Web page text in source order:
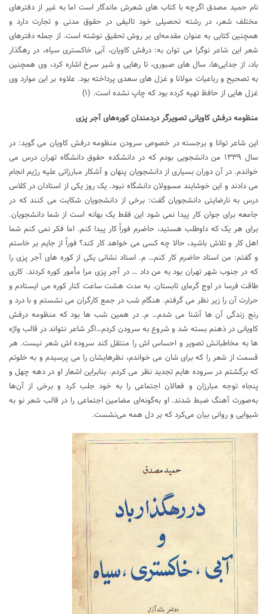
نام حمید مصدق اگرچه با کتاب های شعرش ماندگار است اما به غیر از دفترهای
مختلف شعر، در رشته تحصیلی خود تالیفی در حقوق مدنی و تجارت دارد و
همچنین کتابی به عنوان مقدمه‌ای بر روش تحقیق نوشته است. از جمله دفترهای
شعر این شاعر نوگرا می توان به: درفش کاویان، آبی خاکستری سیاه، در رهگذار
باد، از جدایی‌ها، سال های صبوری، تا رهایی و شیر سرخ اشاره کرد، وی همچنین
به تصحیح و رباعیات مولانا و غزل های سعدی پرداخته بود. علاوه بر این موارد وی
غزل هایی از حافظ تهیه کرده بود که چاپ نشده است. (۱)
منظومه درفش کاویانی تصویرگر دردمندان کوره‌های آجر پزی
این شاعر توانا و برجسته در خصوص سرودن منظومه درفش کاویان می گوید: در
سال ۱۳۳۹ من دانشجویی بودم که در دانشکده حقوق دانشگاه تهران درس می
خواندم. در آن دوران بسیاری از دانشجویان پنهان و آشکار مبارزاتی علیه رژیم انجام
می دادند و این خوشایند مسوولان دانشگاه نبود. یک روز یکی از استادان در کلاس
درس به نارضایتی دانشجویان گفت: برخی از دانشجویان شکایت می کنند که در
جامعه برای جوان کار پیدا نمی شود این فقط یک بهانه است از شما دانشجویان.
برای هر یک که داوطلب هستید، حاضرم فوراً کار پیدا کنم. اما فکر نمی کنم شما
اهل کار و تلاش باشید، حالا چه کسی می خواهد کار کند؟ فوراً از جایم بر خاستم
و گفتم: من استاد حاضرم کار کنم… م. استاد نشانی یکی از کوره های آجر پزی را
که در جنوب شهر تهران بود به من داد … در آجر پزی مرا مأمور کوره کردند. کاری
طاقت فرسا در اوج گرمای تابستان. به مدت هشت ساعت کنار کوره می ایستادم و
حرارت آن را زیر نظر می گرفتم. هنگام شب در جمع کارگران می نشستم و با درد و
رنج زندگی آن ها آشنا می شدم… م. در همین شب ها بود که منظومه درفش
کاویانی در ذهنم بسته شد و شروع به سرودن کردم…اگر شاعر نتواند در قالب واژه
ها به مخاطبانش تصویر و احساس اش را منتقل کند سروده اش شعر نیست. هر
قسمت از شعر را که برای شان می خواندم، نظرهایشان را می پرسیدم و به خلوتم
که برگشتم در سروده هایم تجدید نظر می کردم. بنابراین اشعار او در دهه‌ چهل و
پنجاه توجه مبارزان و فعالان اجتماعی را به خود جلب کرد و برخی از آن‌ها
به‌صورت آهنگ ضبط شدند. او به‌گونه‌ای مضامین اجتماعی را در قالب شعر نو به
شیوایی و روانی بیان می‌کرد که بر دل همه می‌نشست.